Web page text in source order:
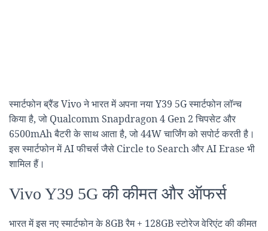
स्मार्टफोन ब्रैंड Vivo ने भारत में अपना नया Y39 5G स्मार्टफोन लॉन्च
किया है, जो Qualcomm Snapdragon 4 Gen 2 चिपसेट और
6500mAh बैटरी के साथ आता है, जो 44W चार्जिंग को सपोर्ट करती है।
इस स्मार्टफोन में AI फीचर्स जैसे Circle to Search और AI Erase भी
शामिल हैं।
Vivo Y39 5G की कीमत और ऑफर्स
भारत में इस नए स्मार्टफोन के 8GB रैम + 128GB स्टोरेज वेरिएंट की कीमत